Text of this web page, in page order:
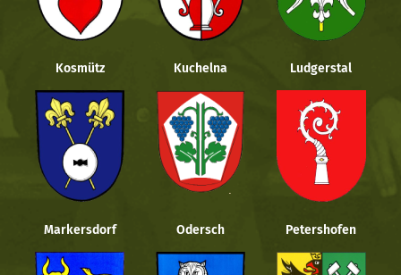
Kosmütz Kuchelna Ludgerstal
Markersdorf Odersch Petershofen